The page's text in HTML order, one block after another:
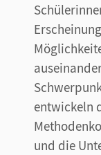
entwickeln
und die